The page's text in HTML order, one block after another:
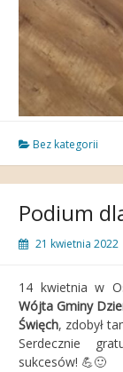
Bez kategorii
Podium
21 kwietnia 2022
14 kwietnia w
Wójta Gminy
Święch, zdobył
Serdecznie
sukcesów! 💪🙂